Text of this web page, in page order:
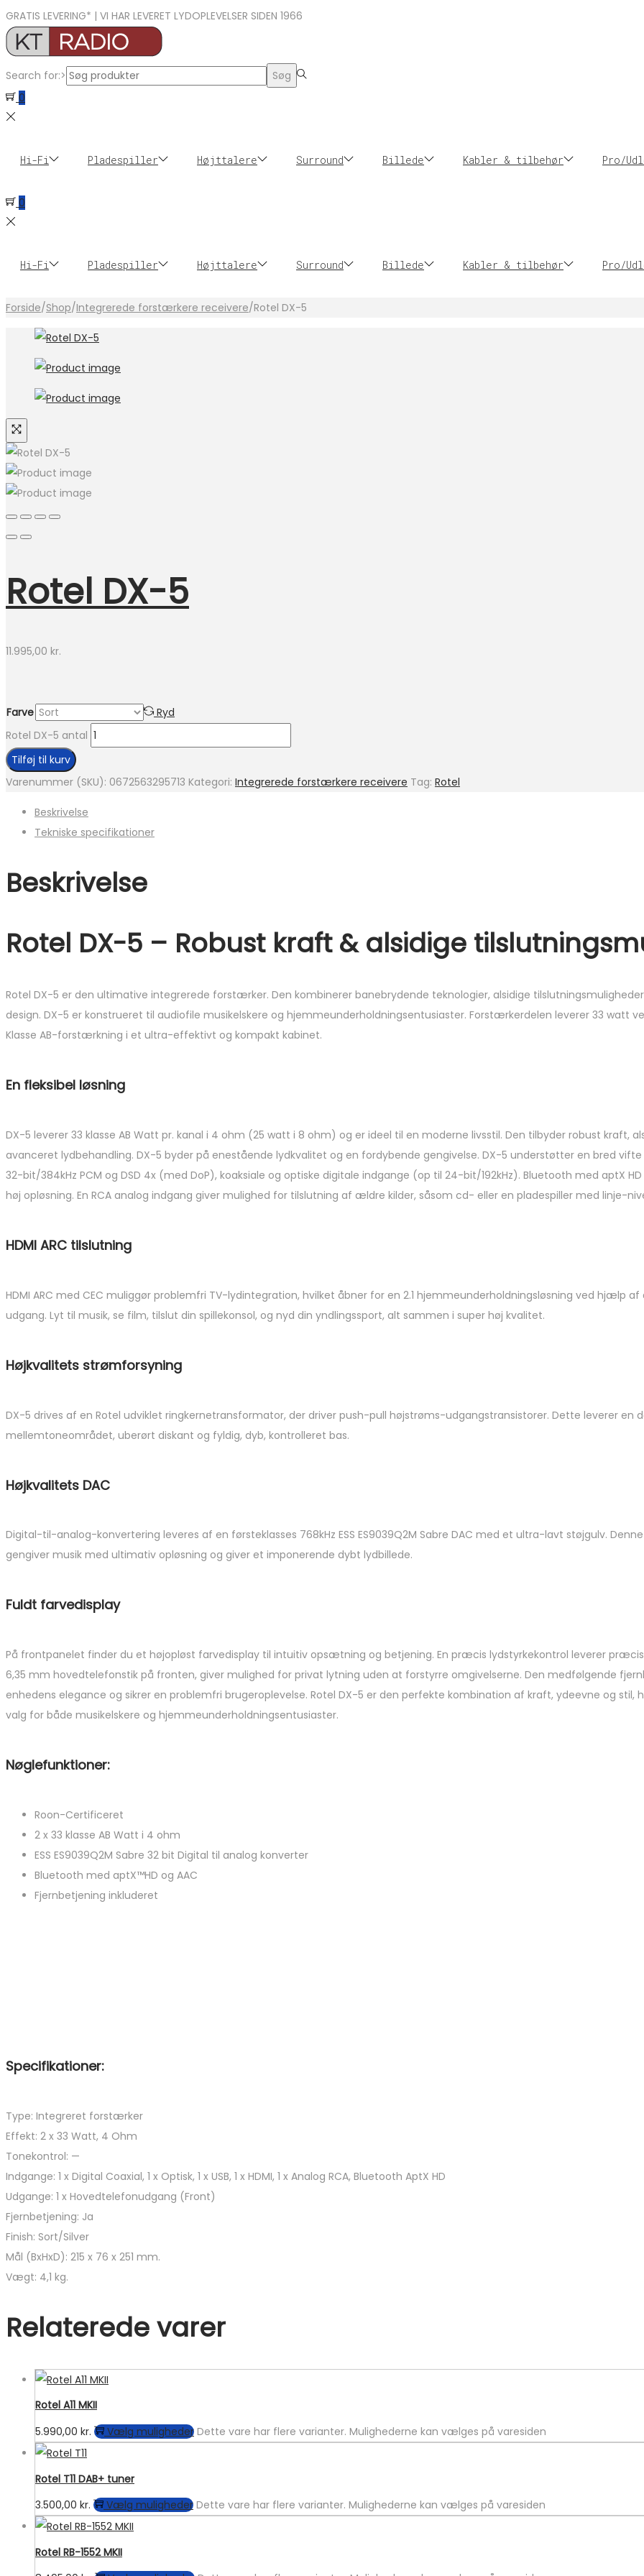
GRATIS LEVERING* | VI HAR LEVERET LYDOPLEVELSER SIDEN 1966
Search for:>
Søg
0
Hi-Fi Pladespiller Højttalere Surround Billede Kabler & tilbehør Pro/
0
Hi-Fi Pladespiller Højttalere Surround Billede Kabler & tilbehør Pro/
Forside/Shop/Integrerede forstærkere receivere/Rotel DX-5
Rotel DX-5
11.995,00 kr.
Farve
Ryd
Rotel DX-5 antal
Tilføj til kurv
Varenummer (SKU): 0672563295713 Kategori: Integrerede forstærkere receivere Tag: Rotel
Beskrivelse
Tekniske specifikationer
Beskrivelse
Rotel DX-5 – Robust kraft & alsidige
Rotel DX-5 er den ultimative integrerede forstærker. Den kombinerer banebrydende teknologier, alsidige
design. DX-5 er konstrueret til audiofile musikelskere og hjemmeunderholdningsentusiaster. Forstærkerdelen leverer 33 watt
Klasse AB-forstærkning i et ultra-effektivt og kompakt kabinet.
En fleksibel løsning
DX-5 leverer 33 klasse AB Watt pr. kanal i 4 ohm (25 watt i 8 ohm) og er ideel til en moderne livsstil. Den tilbyder robust kraft,
avanceret lydbehandling. DX-5 byder på enestående lydkvalitet og en fordybende gengivelse. DX-5 understøtter en bred vifte
32-bit/384kHz PCM og DSD 4x (med DoP), koaksiale og optiske digitale indgange (op til 24-bit/192kHz). Bluetooth med aptX
høj opløsning. En RCA analog indgang giver mulighed for tilslutning af ældre kilder, såsom cd- eller en pladespiller med linje-
HDMI ARC tilslutning
HDMI ARC med CEC muliggør problemfri TV-lydintegration, hvilket åbner for en 2.1 hjemmeunderholdningsløsning ved hjælp
udgang. Lyt til musik, se film, tilslut din spillekonsol, og nyd din yndlingssport, alt sammen i super høj kvalitet.
Højkvalitets strømforsyning
DX-5 drives af en Rotel udviklet ringkernetransformator, der driver push-pull højstrøms-udgangstransistorer. Dette leverer en
mellemtoneområdet, uberørt diskant og fyldig, dyb, kontrolleret bas.
Højkvalitets DAC
Digital-til-analog-konvertering leveres af en førsteklasses 768kHz ESS ES9039Q2M Sabre DAC med et ultra-lavt støjgulv.
gengiver musik med ultimativ opløsning og giver et imponerende dybt lydbillede.
Fuldt farvedisplay
På frontpanelet finder du et højopløst farvedisplay til intuitiv opsætning og betjening. En præcis lydstyrkekontrol leverer præcis
6,35 mm hovedtelefonstik på fronten, giver mulighed for privat lytning uden at forstyrre omgivelserne. Den medfølgende
enhedens elegance og sikrer en problemfri brugeroplevelse. Rotel DX-5 er den perfekte kombination af kraft, ydeevne og stil,
valg for både musikelskere og hjemmeunderholdningsentusiaster.
Nøglefunktioner:
Roon-Certificeret
2 x 33 klasse AB Watt i 4 ohm
ESS ES9039Q2M Sabre 32 bit Digital til analog konverter
Bluetooth med aptX™HD og AAC
Fjernbetjening inkluderet
Specifikationer:
Type: Integreret forstærker
Effekt: 2 x 33 Watt, 4 Ohm
Tonekontrol: —
Indgange: 1 x Digital Coaxial, 1 x Optisk, 1 x USB, 1 x HDMI, 1 x Analog RCA, Bluetooth AptX HD
Udgange: 1 x Hovedtelefonudgang (Front)
Fjernbetjening: Ja
Finish: Sort/Silver
Mål (BxHxD): 215 x 76 x 251 mm.
Vægt: 4,1 kg.
Relaterede varer
Rotel A11 MKII
5.990,00 kr. Vælg muligheder Dette vare har flere varianter. Mulighederne kan vælges på varesiden
Rotel T11 DAB+ tuner
3.500,00 kr. Vælg muligheder Dette vare har flere varianter. Mulighederne kan vælges på varesiden
Rotel RB-1552 MKII